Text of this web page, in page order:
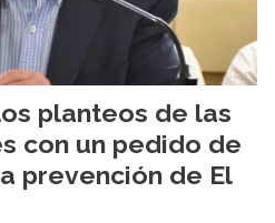
planteos de las
con un pedido de
prevención de El